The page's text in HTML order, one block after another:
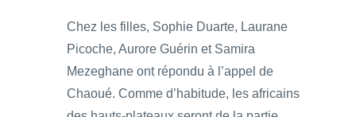
Chez les filles, Sophie Duarte, Laurane
Picoche, Aurore Guérin et Samira
Mezeghane ont répondu à l’appel de
Chaoué. Comme d’habitude, les africains